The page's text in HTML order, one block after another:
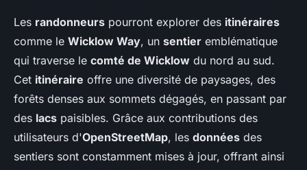
Les randonneurs pourront explorer des itinéraires
comme le Wicklow Way, un sentier emblématique
qui traverse le comté de Wicklow du nord au sud.
Cet itinéraire offre une diversité de paysages, des
forêts denses aux sommets dégagés, en passant par
des lacs paisibles. Grâce aux contributions des
utilisateurs d'OpenStreetMap, les données des
sentiers sont constamment mises à jour, offrant ainsi